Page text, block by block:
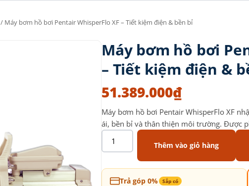
/ Máy bơm hồ bơi Pentair WhisperFlo XF – Tiết kiệm điện & bền bỉ
Máy bơm hồ bơi
– Tiết kiệm điện &
51.389.000₫
Máy bơm hồ bơi Pentair WhisperFlo XF
ái, bền bỉ và thân thiện môi trường. Được
Thêm vào giỏ hàng
Trả góp 0% Sắp có